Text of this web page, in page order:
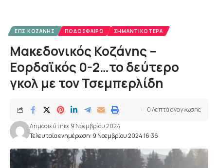
ΕΠΣ ΚΟΖΆΝΗΣ ΠΟΔΌΣΦΑΙΡΟ ΣΗΜΑΝΤΙΚΌΤΕΡΑ
Μακεδονικός Κοζάνης –
Εορδαϊκός 0-2…το δεύτερο
γκολ με τον Τσεμπερλίδη
Τελευταία ενημέρωση: 9 Νοεμβρίου 2024 16:36
Δημοσιεύτηκε 9 Νοεμβρίου 2024
0 Λεπτά αναγνωσης